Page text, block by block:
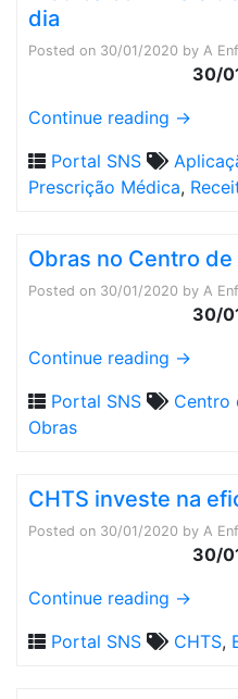
dia
Posted on 30/01/2020 by A
30/
Continue reading →
Portal SNS
Prescrição Médica,
Obras no Centro
Posted on 30/01/2020 by A
30/
Continue reading →
Portal SNS
Centro
Obras
CHTS investe na
Posted on 30/01/2020 by A
30/
Continue reading →
Portal SNS
CHTS,